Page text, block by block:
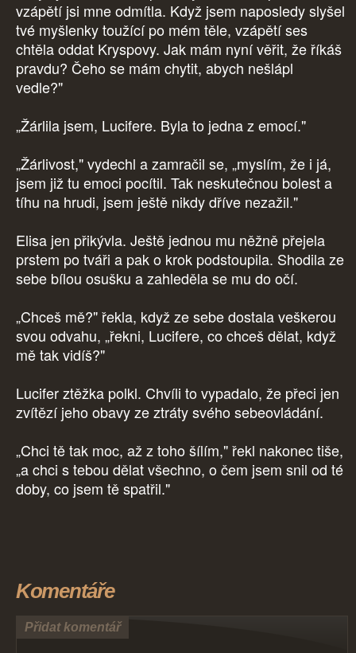
vzápětí jsi mne odmítla. Když jsem naposledy slyšel
tvé myšlenky toužící po mém těle, vzápětí ses
chtěla oddat Kryspovy. Jak mám nyní věřit, že říkáš
pravdu? Čeho se mám chytit, abych nešlápl
vedle?"
„Žárlila jsem, Lucifere. Byla to jedna z emocí."
„Žárlivost," vydechl a zamračil se, „myslím, že i já,
jsem již tu emoci pocítil. Tak neskutečnou bolest a
tíhu na hrudi, jsem ještě nikdy dříve nezažil."
Elisa jen přikývla. Ještě jednou mu něžně přejela
prstem po tváři a pak o krok podstoupila. Shodila ze
sebe bílou osušku a zahleděla se mu do očí.
„Chceš mě?" řekla, když ze sebe dostala veškerou
svou odvahu, „řekni, Lucifere, co chceš dělat, když
mě tak vidíš?"
Lucifer ztěžka polkl. Chvíli to vypadalo, že přeci jen
zvítězí jeho obavy ze ztráty svého sebeovládání.
„Chci tě tak moc, až z toho šílím," řekl nakonec tiše,
„a chci s tebou dělat všechno, o čem jsem snil od té
doby, co jsem tě spatřil."
Komentáře
Přidat komentář